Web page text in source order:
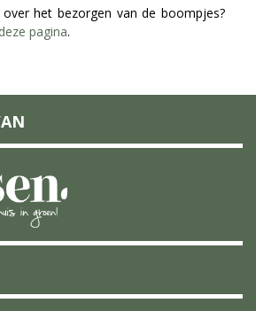
het bezorgen van de boompjes?
deze pagina.